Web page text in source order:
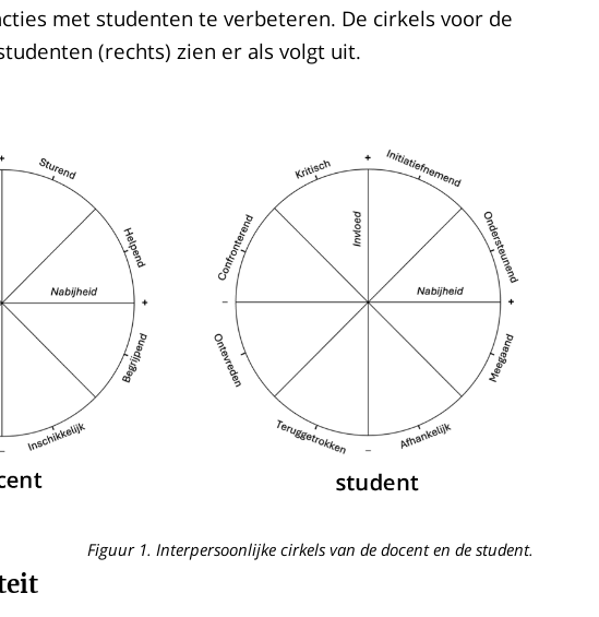
met studenten te verbeteren. De cirkels voor de
(rechts) zien er als volgt uit.
Figuur 1. Interpersoonlijke cirkels van de docent en de student.